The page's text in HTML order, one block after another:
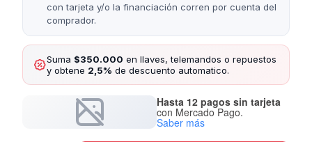
con tarjeta y/o la financiación corren por cuenta del
comprador.
Suma $350.000 en llaves, telemandos o repuestos
y obtene 2,5% de descuento automatico.
Hasta 12 pagos sin tarjeta
con Mercado Pago.
Saber más